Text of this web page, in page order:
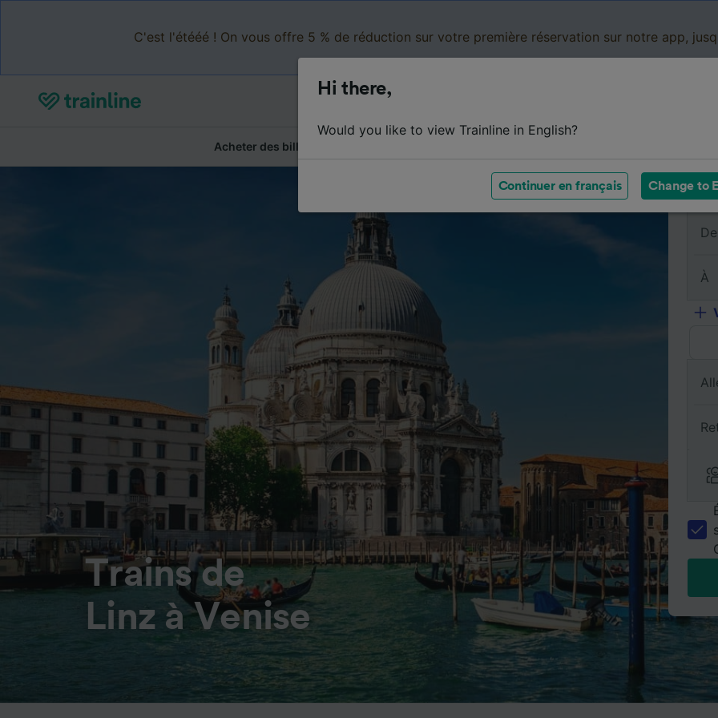
C'est l'étééé ! On vous offre 5 % de réduction sur votre première réservation sur notre app,
Acheter des billets
Trains de
Linz à Venise
De
À
Hi there,
Would you like to view Trainline in English?
Continuer en français Change to